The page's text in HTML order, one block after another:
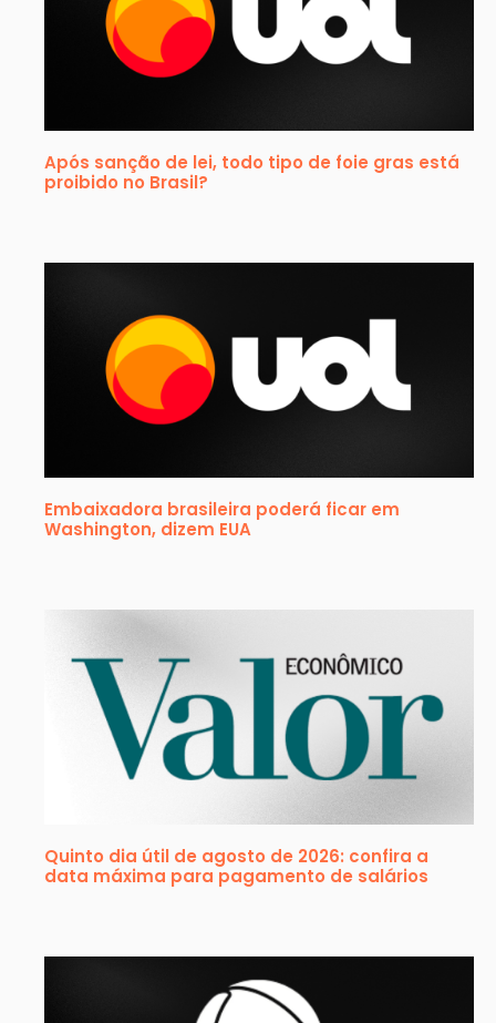
Após sanção de lei, todo tipo de foie gras está
proibido no Brasil?
Embaixadora brasileira poderá ficar em
Washington, dizem EUA
Quinto dia útil de agosto de 2026: confira a
data máxima para pagamento de salários